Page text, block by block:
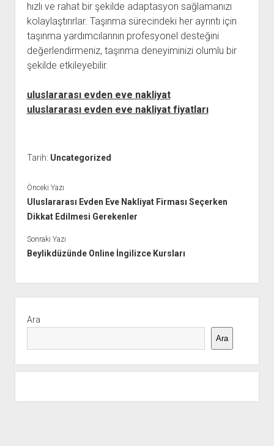
hızlı ve rahat bir şekilde adaptasyon sağlamanızı
kolaylaştırırlar. Taşınma sürecindeki her ayrıntı için
taşınma yardımcılarının profesyonel desteğini
değerlendirmeniz, taşınma deneyiminizi olumlu bir
şekilde etkileyebilir.
uluslararası evden eve nakliyat
uluslararası evden eve nakliyat fiyatları
Tarih: Uncategorized
Önceki Yazı
Uluslararası Evden Eve Nakliyat Firması Seçerken
Dikkat Edilmesi Gerekenler
Sonraki Yazı
Beylikdüzünde Online İngilizce Kursları
Menü
Ara
Ara